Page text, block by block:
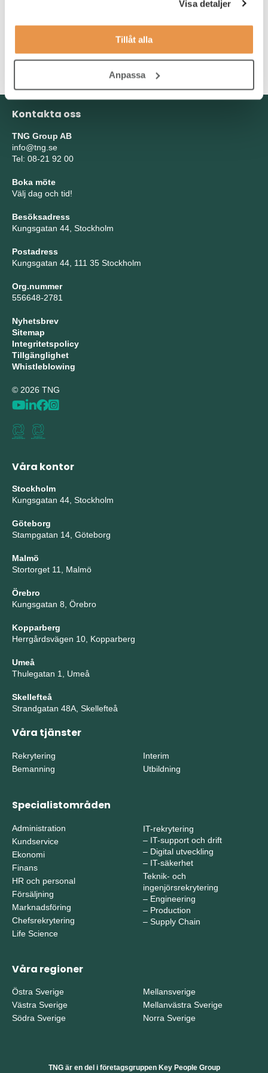
Visa detaljer
Tillåt alla
Anpassa
samtidigt kunna hoppa in och jobba operativt tillsammans med
ditt team behöver du vara effektiv i ditt arbetssätt. Du är
noggrann och strukturerad och gillar en varierad vardag då
ändrade prioriteringar plötsligt kan kasta om dagen.
Kontakta oss
TNG Group AB
info@tng.se
Tel: 08-21 92 00
Boka möte
Välj dag och tid!
Besöksadress
Kungsgatan 44, Stockholm
Postadress
Kungsgatan 44, 111 35 Stockholm
Org.nummer
556648-2781
Nyhetsbrev
Sitemap
Integritetspolicy
Tillgänglighet
Whistleblowing
© 2026 TNG
Våra kontor
Stockholm
Kungsgatan 44, Stockholm
Göteborg
Stampgatan 14, Göteborg
Malmö
Stortorget 11, Malmö
Örebro
Kungsgatan 8, Örebro
Kopparberg
Herrgårdsvägen 10, Kopparberg
Umeå
Thulegatan 1, Umeå
Skellefteå
Strandgatan 48A, Skellefteå
Våra tjänster
Rekrytering
Bemanning
Interim
Utbildning
Specialistområden
Administration
Kundservice
Ekonomi
Finans
HR och personal
Försäljning
Marknadsföring
Chefsrekrytering
Life Science
IT-rekrytering
– IT-support och drift
– Digital utveckling
– IT-säkerhet
Teknik- och
ingenjörsrekrytering
– Engineering
– Production
– Supply Chain
Våra regioner
Östra Sverige
Västra Sverige
Södra Sverige
Mellansverige
Mellanvästra Sverige
Norra Sverige
TNG är en del i företagsgruppen Key People Group